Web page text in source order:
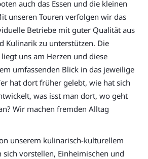
auch das Essen und die kleinen
unseren Touren verfolgen wir das
Betriebe mit guter Qualität aus
Kulinarik zu unterstützen. Die
uns am Herzen und diese
umfassenden Blick in das jeweilige
hat dort früher gelebt, wie hat sich
was isst man dort, wo geht
Wir machen fremden Alltag
unserem kulinarisch-kulturellem
sich vorstellen, Einheimischen und